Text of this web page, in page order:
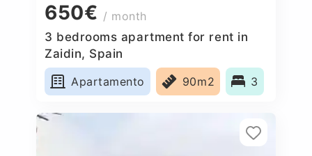
650€ / month
3 bedrooms apartment for rent in
Zaidin, Spain
Apartamento
90m2 3